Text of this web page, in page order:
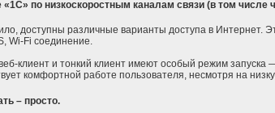
«1С» по низкоскоростным каналам связи (в том числе
доступны различные варианты доступа в Интернет.
Wi-Fi соединение.
клиент и тонкий клиент имеют особый режим запуска
комфортной работе пользователя, несмотря на
– просто.